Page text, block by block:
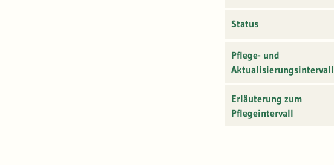
Status
Pflege- und
Aktualisierungsintervall
Erläuterung zum
Pflegeintervall